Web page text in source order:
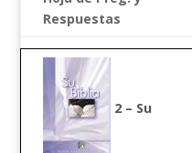
Respuestas
2 – Su